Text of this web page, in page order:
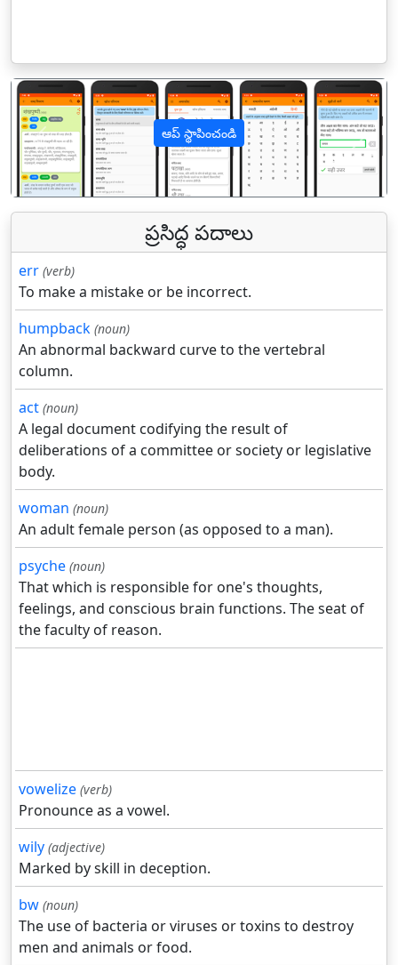
ఆప్ స్థాపించండి
पिछला
ప్రసిద్ధ పదాలు
err (verb)
To make a mistake or be incorrect.
humpback (noun)
An abnormal backward curve to the vertebral
column.
act (noun)
A legal document codifying the result of
deliberations of a committee or society or legislative
body.
woman (noun)
An adult female person (as opposed to a man).
psyche (noun)
That which is responsible for one's thoughts,
feelings, and conscious brain functions. The seat of
the faculty of reason.
vowelize (verb)
Pronounce as a vowel.
wily (adjective)
Marked by skill in deception.
bw (noun)
The use of bacteria or viruses or toxins to destroy
men and animals or food.